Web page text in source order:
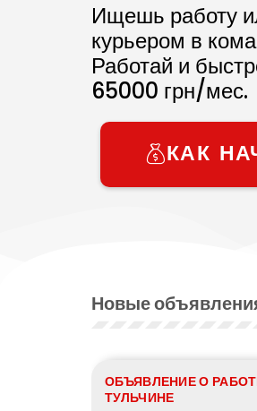
Ищешь работу
курьером в
Работай и
65000 грн/мес.
КАК
Новые
ОБЪЯВЛЕНИЕ О
ТУЛЬЧИНЕ